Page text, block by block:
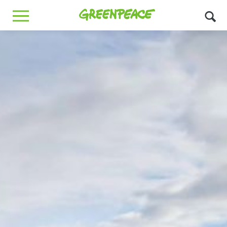
Greenpeace
MENU